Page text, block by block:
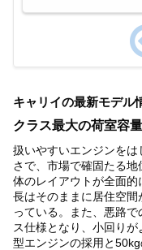
of
キャリイの最新モデル
クラス最大の荷室容
扱いやすいエンジンを
さで、市場で確固たる
体のレイアウトが全面
長はそのままに居住空
っている。また、悪路
ス仕様となり、小回り
型エンジンの採用と